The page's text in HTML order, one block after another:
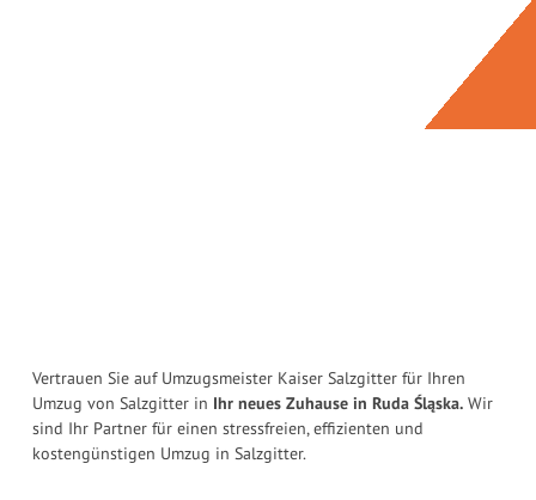
Vertrauen Sie auf Umzugsmeister Kaiser Salzgitter für Ihren
Umzug von Salzgitter in Ihr neues Zuhause in Ruda Śląska. Wir
sind Ihr Partner für einen stressfreien, effizienten und
kostengünstigen Umzug in Salzgitter.